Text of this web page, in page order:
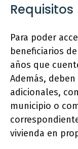
Requisitos
Para poder
beneficiarios
años que
Además,
adicionales,
municipio o
vivienda en